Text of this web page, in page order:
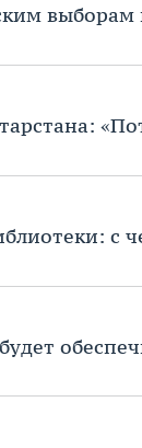
выборам
с